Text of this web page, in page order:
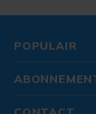
POPULAIR